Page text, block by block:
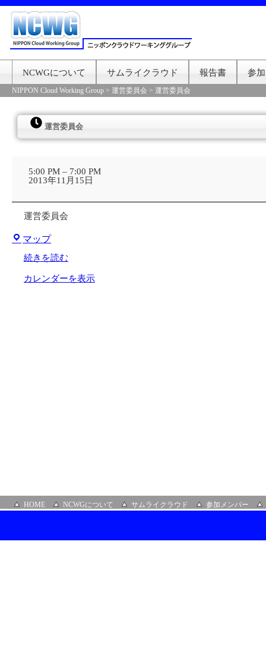
NCWGについて サムライクラウド 報告書 参
NIPPON Cloud Working Group > 運営委員会 > 運営委員会
運営委員会
5:00 PM – 7:00 PM
2013年11月15日
運営委員会
マップ株
式
会
社
オ
レ
続きを読む
カレンダーを表示
HOME NCWGについて サムライクラウド 参加メンバー